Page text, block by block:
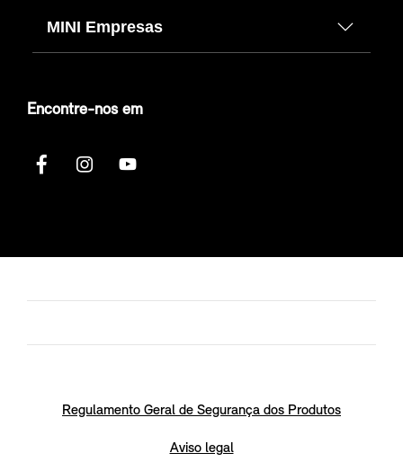
MINI Empresas
Encontre-nos em
Regulamento Geral de Segurança dos Produtos
Aviso legal